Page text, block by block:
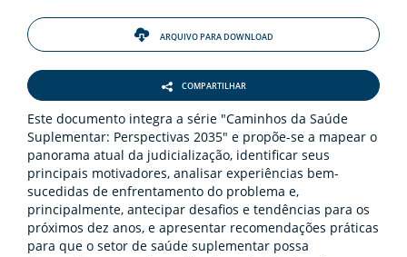
ARQUIVO PARA DOWNLOAD
COMPARTILHAR
Este documento integra a série "Caminhos da Saúde
Suplementar: Perspectivas 2035" e propõe-se a mapear o
panorama atual da judicialização, identificar seus
principais motivadores, analisar experiências bem-
sucedidas de enfrentamento do problema e,
principalmente, antecipar desafios e tendências para os
próximos dez anos, e apresentar recomendações práticas
para que o setor de saúde suplementar possa